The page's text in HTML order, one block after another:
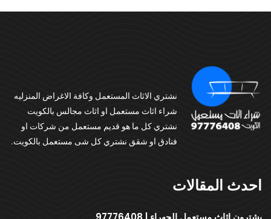
نشتري الاثاث المستعمل وكافة الاغراض المنزليه
شراء اثاث مستعمل او اثاث مجالس بالكويت
نشتري كل ما هو قديم مستعمل من شركات او
فنادق او شقق نشتري كل شى مستعمل بالكويت.
احدث المقالات